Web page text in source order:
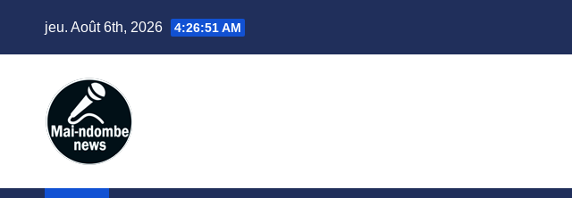
jeu. Août 6th, 2026 4:26:52 AM